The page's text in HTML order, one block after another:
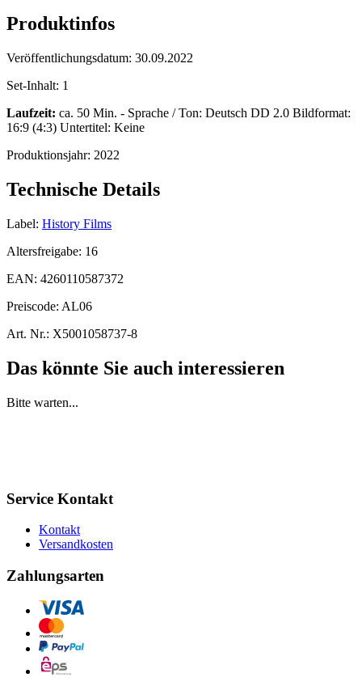
Produktinfos
Veröffentlichungsdatum: 30.09.2022
Set-Inhalt: 1
Laufzeit: ca. 50 Min. - Sprache / Ton: Deutsch DD 2.0 Bildformat:
16:9 (4:3) Untertitel: Keine
Produktionsjahr: 2022
Technische Details
Label: History Films
Altersfreigabe: 16
EAN: 4260110587372
Preiscode: AL06
Art. Nr.: X5001058737-8
Das könnte Sie auch interessieren
Bitte warten...
Service Kontakt
Kontakt
Versandkosten
Zahlungsarten